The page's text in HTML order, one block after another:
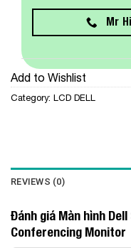
Mr
Add to Wishlist
Category: LCD DELL
REVIEWS (0)
Đánh giá Màn hình
Conferencing Monitor